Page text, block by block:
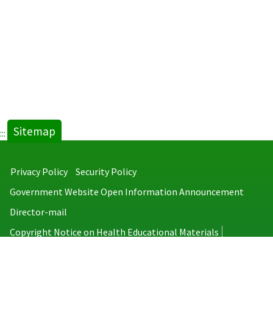
::: Sitemap
Privacy Policy
Security Policy
Government Website Open Information Announcement
Director-mail
Copyright Notice on Health Educational Materials